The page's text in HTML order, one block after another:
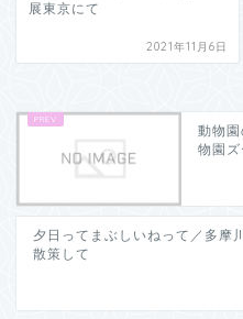
展東京にて
2021年11月6日
動物
物園
夕日ってまぶしいねって／多摩
散策して